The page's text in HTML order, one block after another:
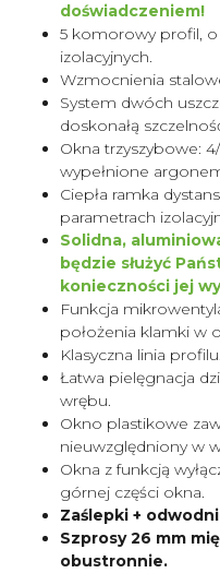
doświadczeniem!
5 komorowy profil,
izolacyjnych.
Wzmocnienia
System dwóch
doskonałą
Okna trzyszybowe:
wypełnione
Ciepła ramka
parametrach
Solidna,
będzie służyć
konieczności jej
Funkcja
położenia klamki w
Klasyczna linia profilu.
Łatwa pielęgnacja
wrębu.
Okno plastikowe
nieuwzględniony w
Okna z funkcją
górnej części okna.
Zaślepki +
Szprosy 26 mm
obustronnie.